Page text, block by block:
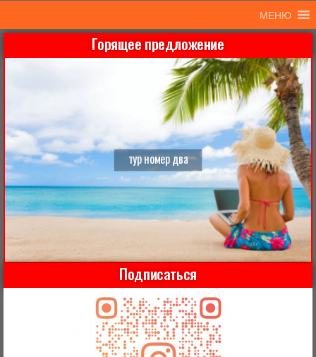
МЕНЮ
Горящее предложение
тур номер два
Подписаться